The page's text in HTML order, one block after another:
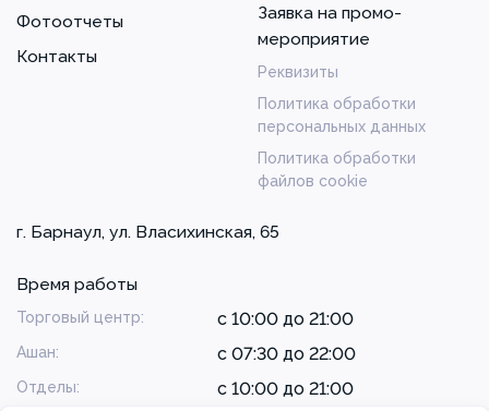
Фотоотчеты
Контакты
Заявка на промо-
мероприятие
Реквизиты
Политика обработки
персональных данных
Политика обработки
файлов cookie
г. Барнаул, ул. Власихинская, 65
Время работы
Торговый центр: с 10:00 до 21:00
Ашан: с 07:30 до 22:00
Отделы: с 10:00 до 21:00